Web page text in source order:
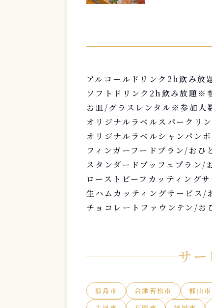
アルコールドリンク2h飲み放
ソフトドリンク2h飲み放題※
お皿/グラスレンタル※参加人
オリジナルラベルスパークリ
オリジナルラベルシャンパン
フィンガーフードプラン/お
スタンダードブッフェプラン
ローストビーフカッティング
生ハムカッティングサービス
チョコレートファウンテン/
サー
福島市 会津若松市 郡山市